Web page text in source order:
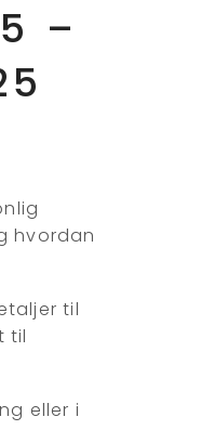
–
hvordan
til
til
eller i